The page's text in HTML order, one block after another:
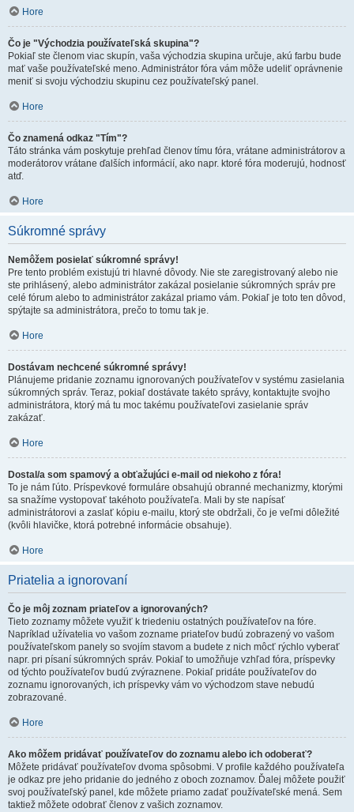
Hore
Čo je "Východzia používateľská skupina"?
Pokiaľ ste členom viac skupín, vaša východzia skupina určuje, akú farbu bude
mať vaše používateľské meno. Administrátor fóra vám môže udeliť oprávnenie
meniť si svoju východziu skupinu cez používateľský panel.
Hore
Čo znamená odkaz "Tím"?
Táto stránka vám poskytuje prehľad členov tímu fóra, vrátane administrátorov a
moderátorov vrátane ďalších informácií, ako napr. ktoré fóra moderujú, hodnosť
atď.
Hore
Súkromné správy
Nemôžem posielať súkromné správy!
Pre tento problém existujú tri hlavné dôvody. Nie ste zaregistrovaný alebo nie
ste prihlásený, alebo administrátor zakázal posielanie súkromných správ pre
celé fórum alebo to administrátor zakázal priamo vám. Pokiaľ je toto ten dôvod,
spýtajte sa administrátora, prečo to tomu tak je.
Hore
Dostávam nechcené súkromné správy!
Plánujeme pridanie zoznamu ignorovaných používateľov v systému zasielania
súkromných správ. Teraz, pokiaľ dostávate takéto správy, kontaktujte svojho
administrátora, ktorý má tu moc takému používateľovi zasielanie správ
zakázať.
Hore
Dostal/a som spamový a obťažujúci e-mail od niekoho z fóra!
To je nám ľúto. Príspevkové formuláre obsahujú obranné mechanizmy, ktorými
sa snažíme vystopovať takéhoto používateľa. Mali by ste napísať
administrátorovi a zaslať kópiu e-mailu, ktorý ste obdržali, čo je veľmi dôležité
(kvôli hlavičke, ktorá potrebné informácie obsahuje).
Hore
Priatelia a ignorovaní
Čo je môj zoznam priateľov a ignorovaných?
Tieto zoznamy môžete využiť k triedeniu ostatných používateľov na fóre.
Napríklad užívatelia vo vašom zozname priateľov budú zobrazený vo vašom
používateľskom panely so svojím stavom a budete z nich môcť rýchlo vyberať
napr. pri písaní súkromných správ. Pokiaľ to umožňuje vzhľad fóra, príspevky
od týchto používateľov budú zvýraznene. Pokiaľ pridáte používateľov do
zoznamu ignorovaných, ich príspevky vám vo východzom stave nebudú
zobrazované.
Hore
Ako môžem pridávať používateľov do zoznamu alebo ich odoberať?
Môžete pridávať používateľov dvoma spôsobmi. V profile každého používateľa
je odkaz pre jeho pridanie do jedného z oboch zoznamov. Ďalej môžete použiť
svoj používateľský panel, kde môžete priamo zadať používateľské mená. Sem
taktiež môžete odobrať členov z vašich zoznamov.